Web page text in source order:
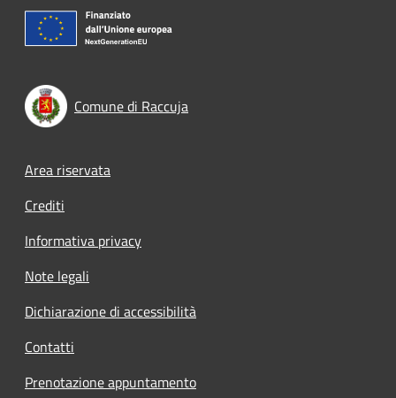
Comune di Raccuja
Footer menu
Area riservata
Crediti
Informativa privacy
Note legali
Dichiarazione di accessibilità
Contatti
Prenotazione appuntamento